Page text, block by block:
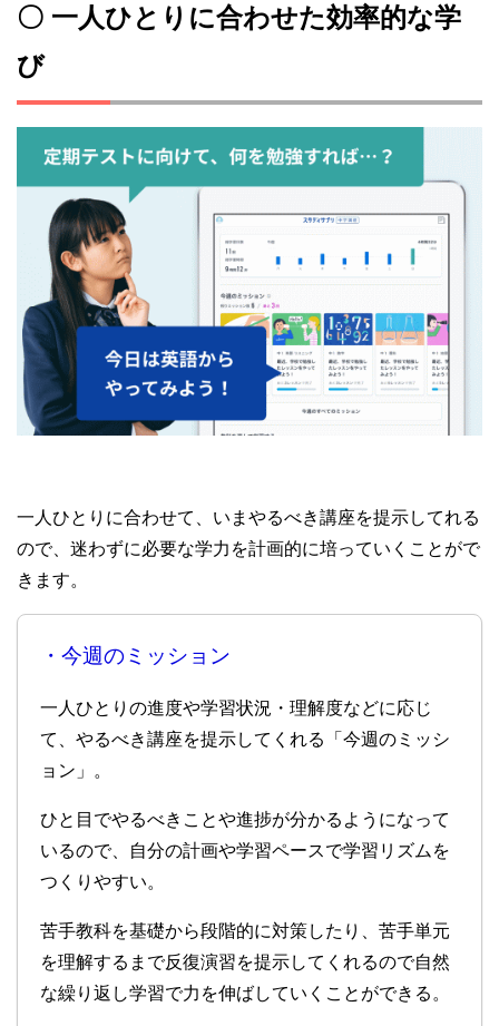
〇 一人ひとりに合わせた効率的な学
び
一人ひとりに合わせて、いまやるべき講座を提示してれる
ので、迷わずに必要な学力を計画的に培っていくことがで
きます。
・今週のミッション
一人ひとりの進度や学習状況・理解度などに応じ
て、やるべき講座を提示してくれる「今週のミッシ
ョン」。
ひと目でやるべきことや進捗が分かるようになって
いるので、自分の計画や学習ペースで学習リズムを
つくりやすい。
苦手教科を基礎から段階的に対策したり、苦手単元
を理解するまで反復演習を提示してくれるので自然
な繰り返し学習で力を伸ばしていくことができる。